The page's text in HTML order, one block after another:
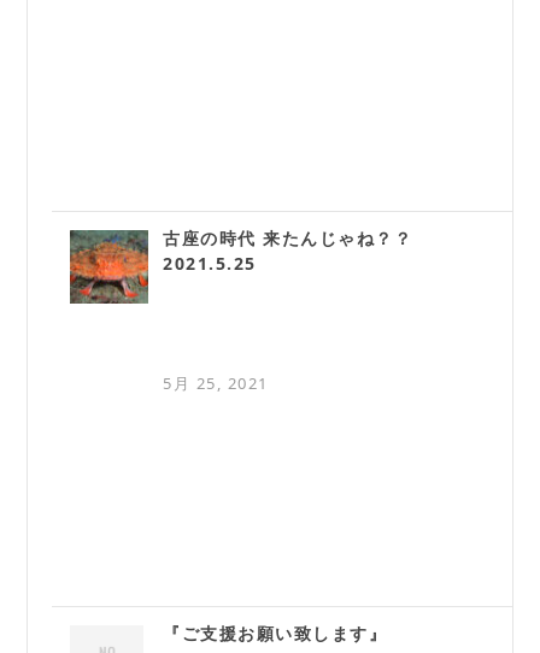
古座の時代 来たんじゃね？？
2021.5.25
5月 25, 2021
『ご支援お願い致します』